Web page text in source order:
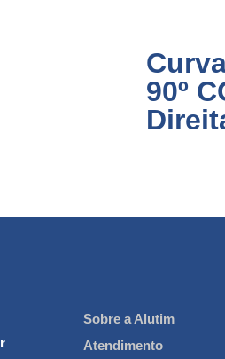
90º
Sobre a Alutim
Atendimento